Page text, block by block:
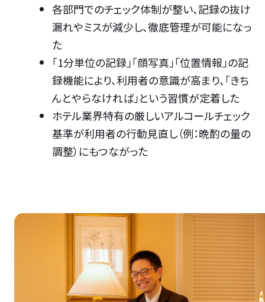
各部門でのチェック体制が整い、記録の抜け
漏れやミスが減少し、徹底管理が可能になっ
た
「1分単位の記録」「顔写真」「位置情報」の記
録機能により、利用者の意識が高まり、「きち
んとやらなければ」という習慣が定着した
ホテル業界特有の厳しいアルコールチェック
基準が利用者の行動見直し（例：晩酌の量の
調整）にもつながった